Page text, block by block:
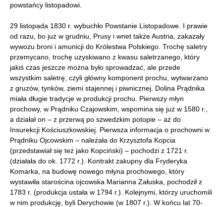
powstańcy listopadowi.
29 listopada 1830 r. wybuchło Powstanie Listopadowe. I prawie
od razu, bo już w grudniu, Prusy i wnet także Austria, zakazały
wywozu broni i amunicji do Królestwa Polskiego. Trochę saletry
przemycano, trochę uzyskiwano z kwasu saletrzanego, który
jakiś czas jeszcze można było sprowadzać, ale przede
wszystkim saletrę, czyli główny komponent prochu, wytwarzano
z gruzów, tynków, ziemi stajennej i piwnicznej. Dolina Prądnika
miała długie tradycje w produkcji prochu. Pierwszy młyn
prochowy, w Prądniku Czajowskim, wspomina się już w 1580 r.,
a działał on – z przerwą po szwedzkim potopie – aż do
Insurekcji Kościuszkowskiej. Pierwsza informacja o prochowni w
Prądniku Ojcowskim – należała do Krzysztofa Kopcia
(przedstawiał się też jako Kopciński) – pochodzi z 1721 r.
(działała do ok. 1772 r.). Kontrakt zakupny dla Fryderyka
Komarka, na budowę nowego młyna prochowego, który
wystawiła starościna ojcowska Marianna Załuska, pochodził z
1783 r. (produkcja ustała w 1794 r.). Kolejnymi, którzy uruchomili
w nim produkcję, byli Derychowie (w 1807 r.). W końcu lat 70-